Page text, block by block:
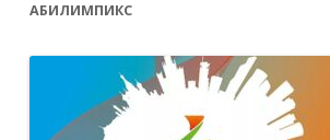
АБИЛИМПИКС